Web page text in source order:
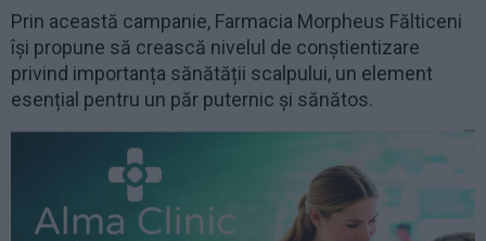
Prin această campanie, Farmacia Morpheus Fălticeni
își propune să crească nivelul de conștientizare
privind importanța sănătății scalpului, un element
esențial pentru un păr puternic și sănătos.